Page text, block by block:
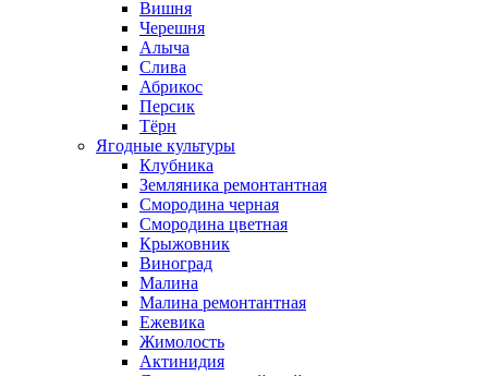
Вишня
Черешня
Алыча
Слива
Абрикос
Персик
Тёрн
Ягодные культуры
Клубника
Земляника ремонтантная
Смородина черная
Смородина цветная
Крыжовник
Виноград
Малина
Малина ремонтантная
Ежевика
Жимолость
Актинидия